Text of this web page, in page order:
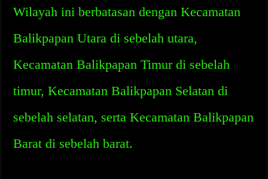
Wilayah ini berbatasan dengan Kecamatan
Balikpapan Utara di sebelah utara,
Kecamatan Balikpapan Timur di sebelah
timur, Kecamatan Balikpapan Selatan di
sebelah selatan, serta Kecamatan Balikpapan
Barat di sebelah barat.